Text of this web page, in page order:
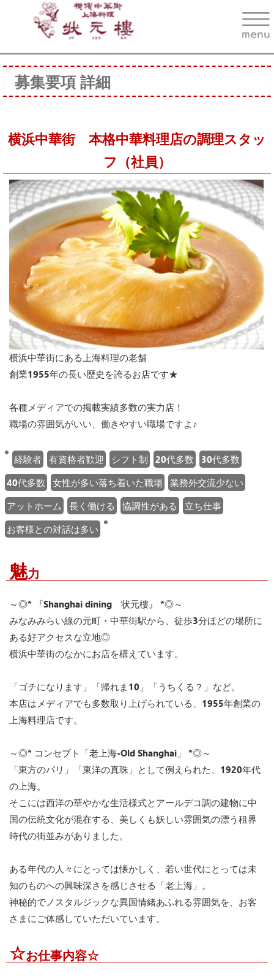
募集要項 詳細
横浜中華街 本格中華料理店の調理スタッ
フ（社員）
横浜中華街にある上海料理の老舗
創業1955年の長い歴史を誇るお店です★
各種メディアでの掲載実績多数の実力店！
職場の雰囲気がいい、働きやすい職場ですよ♪
経験者 有資格者歓迎 シフト制 20代多数
30代多数
40代多数
女性が多い落ち着いた職場 業務外交流少ない
アットホーム
長く働ける 協調性がある
立ち仕事
お客様との対話は多い
魅力
～◎* 『Shanghai dining 状元樓』 *◎～
みなみみらい線の元町・中華街駅から、徒歩3分ほどの場所に
ある好アクセスな立地◎
横浜中華街のなかにお店を構えています。
「ゴチになります」「帰れま10」「うちくる？」など。
本店はメディアでも多数取り上げられている、1955年創業の
上海料理店です。
～◎* コンセプト「老上海-Old Shanghai」 *◎～
「東方のパリ」「東洋の真珠」として例えられた、1920年代
の上海。
そこには西洋の華やかな生活様式とアールデコ調の建物に中
国の伝統文化が混在する、美しくも妖しい雰囲気の漂う租界
時代の街並みがありました。
ある年代の人々にとっては懐かしく、若い世代にとっては未
知のものへの興味深さを感じさせる「老上海」。
神秘的でノスタルジックな異国情緒あふれる雰囲気を、お客
さまにご体感していただいています。
☆お仕事内容☆